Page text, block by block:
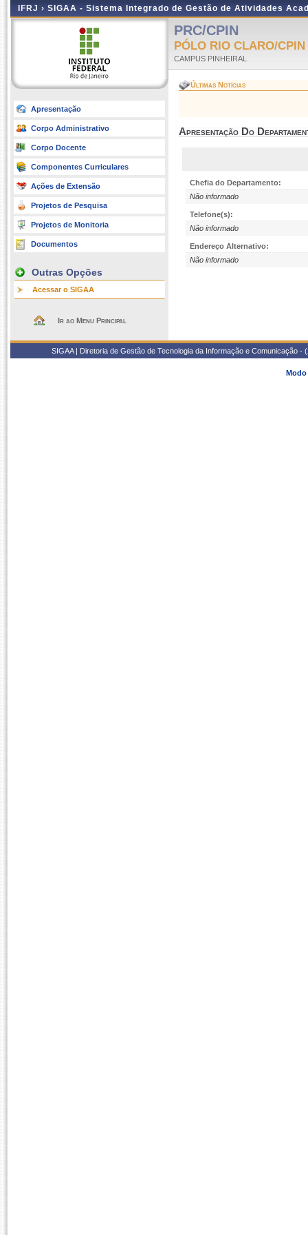
IFRJ › SIGAA - Sistema Integrado de Gestão de Atividades
Apresentação
Corpo Administrativo
Corpo Docente
Componentes Curriculares
Ações de Extensão
Projetos de Pesquisa
Projetos de Monitoria
Documentos
Outras Opções
Acessar o SIGAA
Ir ao Menu Principal
PRC/CPIN
PÓLO RIO CLARO/CPIN
CAMPUS PINHEIRAL
Últimas Notícias
Apresentação Do
Chefia do Departamento:
Não informado
Telefone(s):
Não informado
Endereço Alternativo:
Não informado
SIGAA | Diretoria de Gestão de Tecnologia da Informação e
Modo